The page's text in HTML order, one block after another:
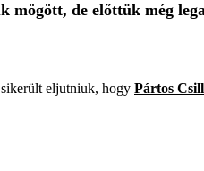
mögött, de előttük még
sikerült eljutniuk, hogy Pártos